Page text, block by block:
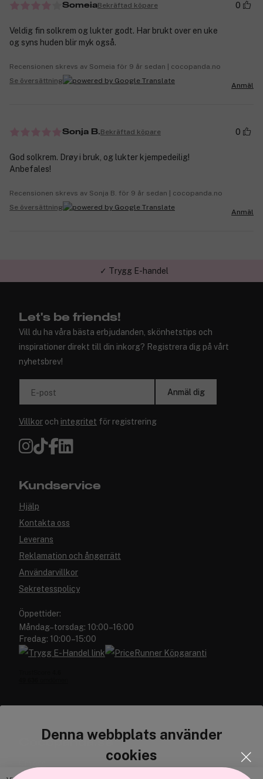
Denna webbplats använder
cookies
SomeiaBekräftad köpare 0
Veldig fin solkrem og lukter godt. Har brukt over en uke
og syns huden blir myk også.
Recensionen skrevs av Someia för 9 år sedan | cocopanda.no
Se översättning
Anmäl
Sonja B.Bekräftad köpare 0
God solkrem. Drøy i bruk, og lukter kjempedeilig!
Anbefales!
Recensionen skrevs av Sonja B. för 9 år sedan | cocopanda.no
Se översättning
Anmäl
✓ Trygg E-handel
Let's be friends!
Vill du ha våra bästa erbjudanden, skönhetstips och
inspirationer direkt till din inkorg? Registrera dig på vårt
nyhetsbrev!
E-post Anmäl dig
Villkor och integritet för registrering
Kundservice
Hjälp
Kontakta oss
Leverans
Reklamation och ångerrätt
Användarvillkor
Sekretesspolicy
Öppettider:
Måndag–torsdag: 10:00–16:00
Fredag: 10:00–15:00
Cocopanda.se